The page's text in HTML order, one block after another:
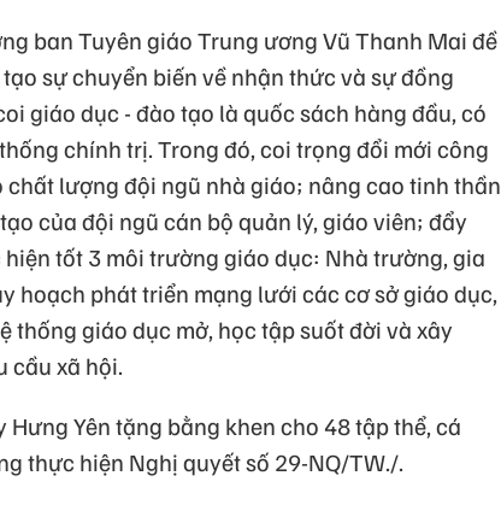
ban Tuyên giáo Trung ương Vũ Thanh Mai đề
sự chuyển biến về nhận thức và sự đồng
giáo dục - đào tạo là quốc sách hàng đầu, có
chính trị. Trong đó, coi trọng đổi mới công
lượng đội ngũ nhà giáo; nâng cao tinh thần
của đội ngũ cán bộ quản lý, giáo viên; đẩy
tốt 3 môi trường giáo dục: Nhà trường, gia
hoạch phát triển mạng lưới các cơ sở giáo dục,
thống giáo dục mở, học tập suốt đời và xây
cầu xã hội.
Yên tặng bằng khen cho 48 tập thể, cá
thực hiện Nghị quyết số 29-NQ/TW./.